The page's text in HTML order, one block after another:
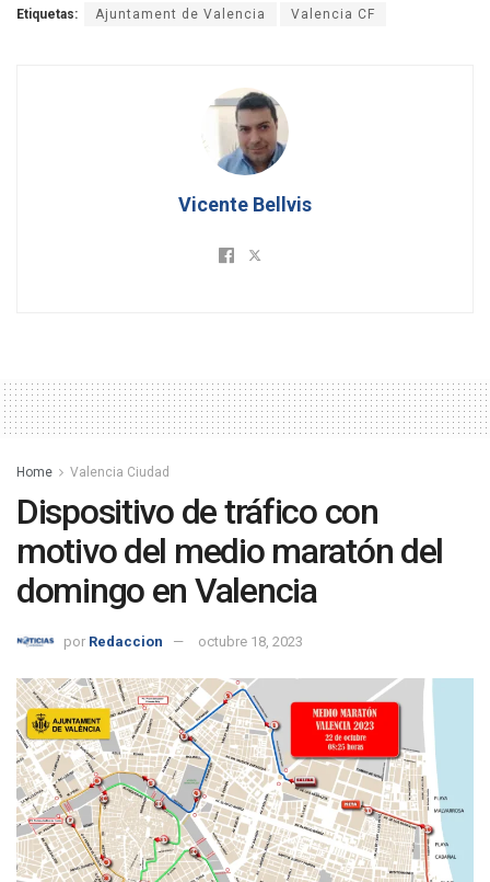
Etiquetas: Ajuntament de Valencia Valencia CF
Vicente Bellvis
Home Valencia Ciudad
Dispositivo de tráfico con
motivo del medio maratón del
domingo en Valencia
por Redaccion octubre 18, 2023